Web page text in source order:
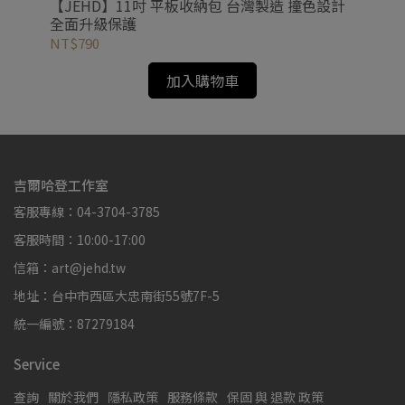
【JEHD】11吋 平板收納包 台灣製造 撞色設計
全面升級保護
NT$790
加入購物車
吉爾哈登工作室
客服專線：04-3704-3785
客服時間：10:00-17:00
信箱：art@jehd.tw
地址：台中市西區大忠南街55號7F-5
統一編號：87279184
Service
查詢 關於我們 隱私政策 服務條款 保固 與 退款 政策